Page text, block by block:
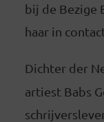
bij de Bezige
haar in
Dichter der
artiest Babs